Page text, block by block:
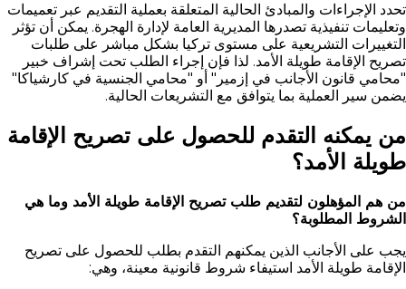
تحدد الإجراءات والمبادئ الحالية المتعلقة بعملية التقديم عبر تعميمات
وتعليمات تنفيذية تصدرها المديرية العامة لإدارة الهجرة. يمكن أن تؤثر
التغييرات التشريعية على مستوى تركيا بشكل مباشر على طلبات
تصريح الإقامة طويلة الأمد. لذا فإن إجراء الطلب تحت إشراف خبير
"محامي قانون الأجانب في إزمير" أو "محامي الجنسية في كارشياكا"
يضمن سير العملية بما يتوافق مع التشريعات الحالية.
من يمكنه التقدم للحصول على تصريح الإقامة
طويلة الأمد؟
من هم المؤهلون لتقديم طلب تصريح الإقامة طويلة الأمد وما هي
الشروط المطلوبة؟
يجب على الأجانب الذين يمكنهم التقدم بطلب للحصول على تصريح
الإقامة طويلة الأمد استيفاء شروط قانونية معينة، وهي: